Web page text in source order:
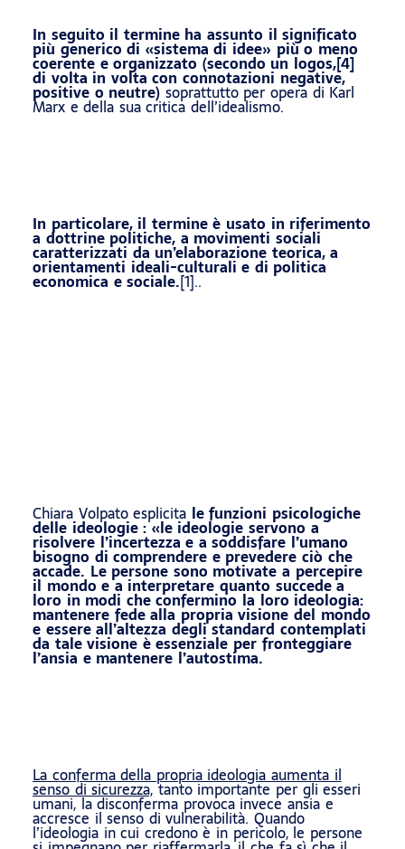
In seguito il termine ha assunto il significato
più generico di «sistema di idee» più o meno
coerente e organizzato (secondo un logos,[4]
di volta in volta con connotazioni negative,
positive o neutre) soprattutto per opera di Karl
Marx e della sua critica dell’idealismo.
In particolare, il termine è usato in riferimento
a dottrine politiche, a movimenti sociali
caratterizzati da un’elaborazione teorica, a
orientamenti ideali-culturali e di politica
economica e sociale.[1]..
Chiara Volpato esplicita le funzioni psicologiche
delle ideologie : «le ideologie servono a
risolvere l’incertezza e a soddisfare l’umano
bisogno di comprendere e prevedere ciò che
accade. Le persone sono motivate a percepire
il mondo e a interpretare quanto succede a
loro in modi che confermino la loro ideologia:
mantenere fede alla propria visione del mondo
e essere all’altezza degli standard contemplati
da tale visione è essenziale per fronteggiare
l’ansia e mantenere l’autostima.
La conferma della propria ideologia aumenta il
senso di sicurezza,tanto importante per gli esseri
umani, la disconferma provoca invece ansia e
accresce il senso di vulnerabilità. Quando
l’ideologia in cui credono è in pericolo, le persone